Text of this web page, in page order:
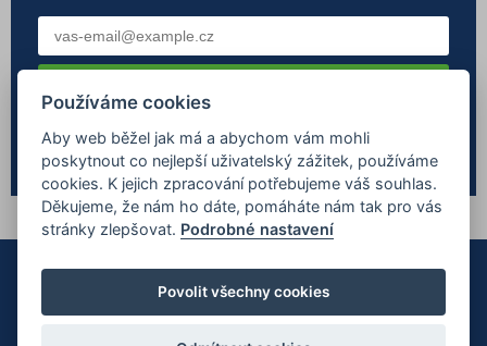
Používáme cookies
Aby web běžel jak má a abychom vám mohli
poskytnout co nejlepší uživatelský zážitek, používáme
cookies. K jejich zpracování potřebujeme váš souhlas.
Děkujeme, že nám ho dáte, pomáháte nám tak pro vás
stránky zlepšovat. Podrobné nastavení
Povolit všechny cookies